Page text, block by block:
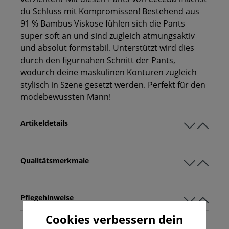
du Schluss mit Kompromissen! Bestehend aus
91 % Bambus Viskose fühlen sich die Pants
super soft an und sind zugleich atmungsaktiv
und absolut formstabil. Unterstützt wird dies
durch den figurnahen Schnitt der Pants,
wodurch deine maskulinen Konturen zugleich
stylisch in Szene gesetzt werden. Perfekt für den
modebewussten Mann!
Qualitätsmerkmale
Artikeldetails
Pflegehinweise
Cookies verbessern dein